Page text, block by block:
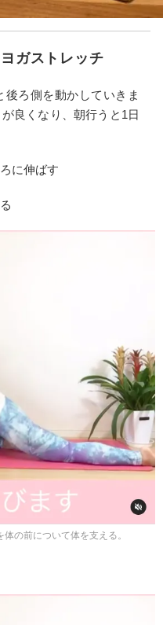
ガストレッチ
ろ側を動かしていきま
良くなり、朝行うと1日
に伸ばす
の前について体を支える。